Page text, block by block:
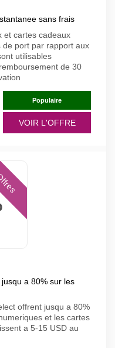
sans frais
et cartes cadeaux
de port par rapport aux
utilisables
de 30
Populaire
VOIR L'OFFRE
a 80% sur les
offrent jusqu a 80%
et les cartes
a 5-15 USD au